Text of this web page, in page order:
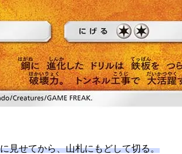
見せてから、山札にもどして切る。